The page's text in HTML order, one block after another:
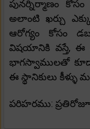
పునర్నిర్మాణం
అలాంటి ఖర్చు
ఆరోగ్యం కోసం
విషయానికి వస్తే, ఈ
భాగస్వాములతో కూడా
ఈ స్థానికులు కీళ్ళు
పరిహరము: